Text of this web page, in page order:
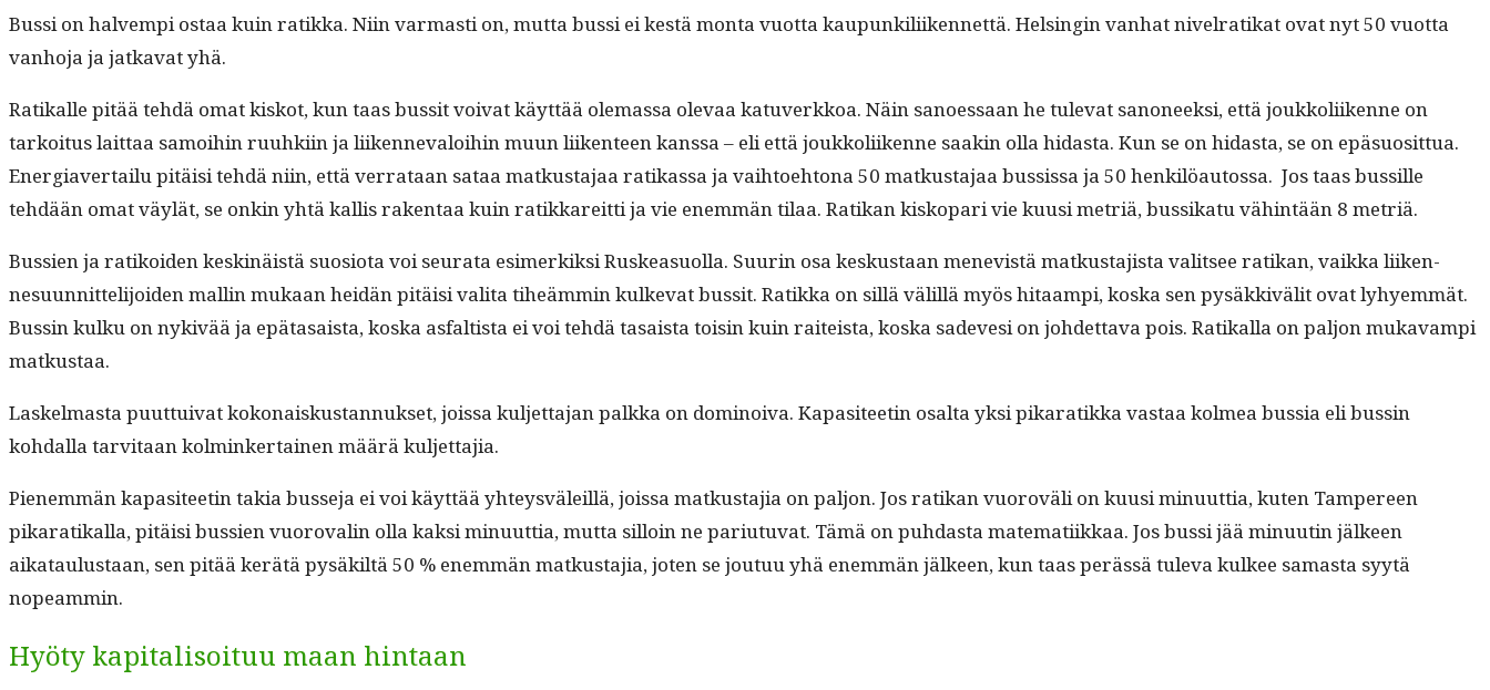
Bus­si on halvem­pi ostaa kuin ratik­ka. Niin var­masti on, mut­ta bus­si ei kestä mon­ta vuot­ta kaupunkili­iken­net­tä. Helsin­gin van­hat nivel­ratikat ovat nyt 50 vuot­ta
van­ho­ja ja jatka­vat yhä.
Ratikalle pitää tehdä omat kiskot, kun taas bus­sit voivat käyt­tää ole­mas­sa ole­vaa katu­verkkoa. Näin sanoes­saan he tule­vat sanoneek­si, että joukkoli­ikenne on
tarkoi­tus lait­taa samoi­hin ruuhki­in ja liiken­neval­oi­hin muun liiken­teen kanssa – eli että joukkoli­ikenne saakin olla hidas­ta. Kun se on hidas­ta, se on epä­su­osit­tua.
Ener­giaver­tailu pitäisi tehdä niin, että ver­rataan sataa matkus­ta­jaa ratikas­sa ja vai­h­toe­htona 50 matkus­ta­jaa bus­sis­sa ja 50 henkilöau­tossa. Jos taas bus­sille
tehdään omat väylät, se onkin yhtä kallis rak­en­taa kuin ratikkare­it­ti ja vie enem­män tilaa. Ratikan kiskopari vie kuusi metriä, bus­sikatu vähin­tään 8 metriä.
Bussien ja ratikoiden keskinäistä suo­sio­ta voi seu­ra­ta esimerkik­si Ruskea­suol­la. Suurin osa keskus­taan menevistä matkus­ta­jista val­it­see ratikan, vaik­ka liiken­
nesu­un­nit­telijoiden mallin mukaan hei­dän pitäisi vali­ta tiheäm­min kulke­vat bus­sit. Ratik­ka on sil­lä välil­lä myös hitaampi, kos­ka sen pysäkkivälit ovat lyhyem­mät.
Bussin kulku on nykivää ja epä­ta­saista, kos­ka asfaltista ei voi tehdä tasaista toisin kuin raiteista, kos­ka sade­vesi on johdet­ta­va pois. Ratikalla on paljon mukavampi
matkustaa.
Laskel­mas­ta puut­tui­v­at kokon­aiskus­tan­nuk­set, jois­sa kul­jet­ta­jan palk­ka on domi­noi­va. Kap­a­siteetin osalta yksi pikaratik­ka vas­taa kolmea bus­sia eli bussin
kohdal­la tarvi­taan kolminker­tainen määrä kuljettajia.
Pienem­män kap­a­siteetin takia busse­ja ei voi käyt­tää yhteysväleil­lä, jois­sa matkus­ta­jia on paljon. Jos ratikan vuoroväli on kuusi min­u­ut­tia, kuten Tam­pereen
pikaratikalla, pitäisi bussien vuorovalin olla kak­si min­u­ut­tia, mut­ta sil­loin ne par­i­u­tu­vat. Tämä on puh­das­ta matem­ati­ikkaa. Jos bus­si jää min­uutin jäl­keen
aikataulus­taan, sen pitää kerätä pysäk­iltä 50 % enem­män matkus­ta­jia, joten se joutuu yhä enem­män jäl­keen, kun taas perässä tule­va kul­kee samas­ta syytä
nopeammin.
Hyöty kapitalisoituu maan hintaan